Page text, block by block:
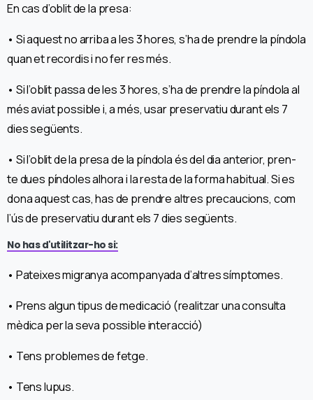
En cas d’oblit de la presa:
• Si aquest no arriba a les 3 hores, s’ha de prendre la píndola
quan et recordis i no fer res més.
• Si l’oblit passa de les 3 hores, s’ha de prendre la píndola al
més aviat possible i, a més, usar preservatiu durant els 7
dies següents.
• Si l’oblit de la presa de la píndola és del dia anterior, pren-
te dues píndoles alhora i la resta de la forma habitual. Si es
dona aquest cas, has de prendre altres precaucions, com
l’ús de preservatiu durant els 7 dies següents.
No has d'utilitzar-ho si:
• Pateixes migranya acompanyada d’altres símptomes.
• Prens algun tipus de medicació (realitzar una consulta
mèdica per la seva possible interacció)
• Tens problemes de fetge.
• Tens lupus.